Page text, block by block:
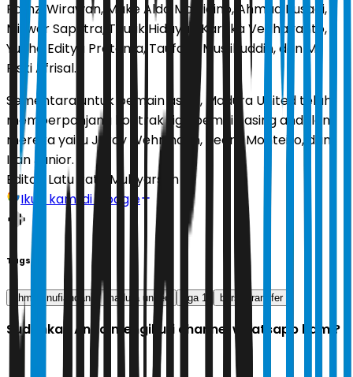
Ramzi Wirawan, Make Aldo Maulidino, Ahmad Rusadi,
Miswar Saputra, Taufik Hidayat, Kartika Vedhayanto,
Yudha Editya Pratama, Taufany Muslihuddin, dan M.
Riski Afrisal.
Sementara untuk pemain asing, Madura United telah
memperpanjang kontrak tiga pemain asing andalan
mereka yaitu Jordy Wehrmann, Pedro Monteiro, dan
Iran Junior.
Editor: Latu Ratri Mubyarsah
Ikuti kami di Google
Tags
ahmad nufiandani madura united liga 1 bursa transfer
Sudahkah Anda mengikuti channel whatsapp kami?